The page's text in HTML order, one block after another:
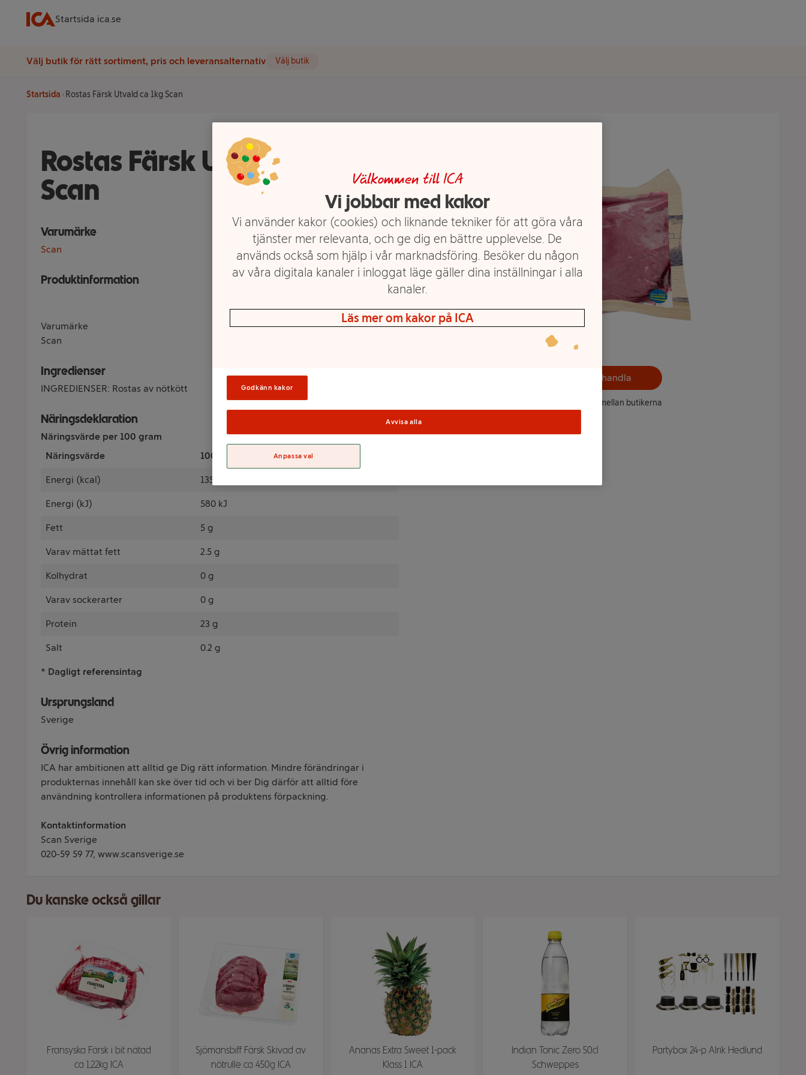
Startsida ica.se
Välj butik för rätt sortiment, pris och leveransalternativ Välj butik
Startsida Rostas Färsk Utvald ca 1kg Scan
Rostas Färsk Utvald ca 1kg
Scan
Varumärke
Scan
Produktinformation
Varumärke
Scan
Ingredienser
INGREDIENSER: Rostas av nötkött
Näringsdeklaration
Näringsvärde per 100 gram
Näringsvärde
100 Gram
Energi (kcal) 135 kcal
Energi (kJ) 580 kJ
Fett 5 g
Varav mättat fett 2.5 g
Kolhydrat 0 g
Varav sockerarter 0 g
Protein 23 g
Salt 0.2 g
* Dagligt referensintag
Ursprungsland
Sverige
Övrig information
ICA har ambitionen att alltid ge Dig rätt information. Mindre förändringar i
produkternas innehåll kan ske över tid och vi ber Dig därför att alltid före
användning kontrollera informationen på produktens förpackning.
Kontaktinformation
Scan Sverige
020-59 59 77, www.scansverige.se
Välj butik och handla
Sortimentet kan variera mellan butikerna
Du kanske också gillar
Fransyska Färsk i bit nätad
ca 1,22kg ICA
Sjömansbiff Färsk Skivad av
nötrulle ca 450g ICA
Ananas Extra Sweet 1-pack
Klass 1 ICA
Indian Tonic Zero 50cl
Schweppes
Partybox 24-p Alrik Hedlund
Välkommen till ICA
Vi jobbar med kakor
Vi använder kakor (cookies) och liknande tekniker för att göra våra
tjänster mer relevanta, och ge dig en bättre upplevelse. De
används också som hjälp i vår marknadsföring. Besöker du någon
av våra digitala kanaler i inloggat läge gäller dina inställningar i alla
kanaler.
Läs mer om kakor på ICA
Godkänn kakor
Avvisa alla
Anpassa val